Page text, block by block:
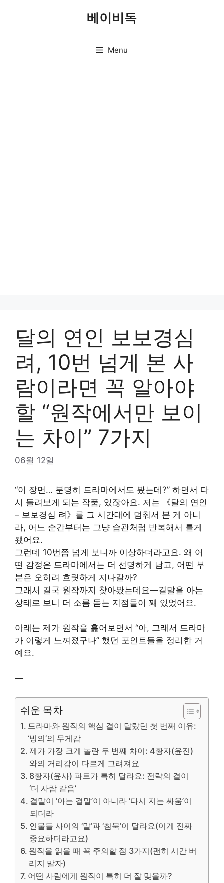
베이비독
Menu
달의 연인 보보경심
려, 10번 넘게 본 사
람이라면 꼭 알아야
할 “원작에서만 보이
는 차이” 7가지
06월 12일
“이 장면… 분명히 드라마에서도 봤는데?” 하면서 다
시 돌려보게 되는 작품, 있잖아요. 저는 《달의 연인
– 보보경심 려》를 그 시간대에 멈춰서 본 게 아니
라, 어느 순간부터는 그냥 습관처럼 반복해서 틀게
됐어요.
그런데 10번쯤 넘게 보니까 이상하더라고요. 왜 어
떤 감정은 드라마에서는 더 선명하게 남고, 어떤 부
분은 오히려 흐릿하게 지나갈까?
그래서 결국 원작까지 찾아봤는데요—결말을 아는
상태로 보니 더 소름 돋는 지점들이 꽤 있었어요.
아래는 제가 원작을 훑어보면서 “아, 그래서 드라마
가 이렇게 느껴졌구나” 했던 포인트들을 정리한 거
예요.
—
쉬운 목차
드라마와 원작의 핵심 결이 달랐던 첫 번째 이유:
‘빙의’의 무게감
제가 가장 크게 놀란 두 번째 차이: 4황자(윤진)
와의 거리감이 다르게 그려져요
8황자(윤사) 파트가 특히 달라요: 전략의 결이
‘더 사람 같음’
결말이 ‘아는 결말’이 아니라 ‘다시 지는 싸움’이
되더라
인물들 사이의 ‘말’과 ‘침묵’이 달라요(이게 진짜
중요하더라고요)
원작을 읽을 때 꼭 주의할 점 3가지(괜히 시간 버
리지 말자)
어떤 사람에게 원작이 특히 더 잘 맞을까?